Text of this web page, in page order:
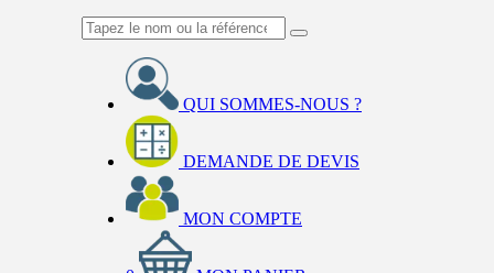
QUI SOMMES-NOUS ?
DEMANDE DE DEVIS
MON COMPTE